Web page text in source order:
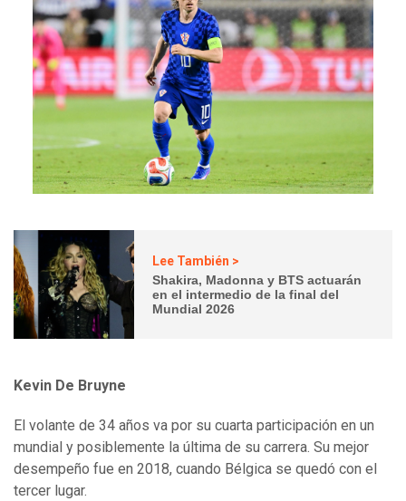
Lee También >
Shakira, Madonna y BTS actuarán
en el intermedio de la final del
Mundial 2026
Kevin De Bruyne
El volante de 34 años va por su cuarta participación en un
mundial y posiblemente la última de su carrera. Su mejor
desempeño fue en 2018, cuando Bélgica se quedó con el
tercer lugar.